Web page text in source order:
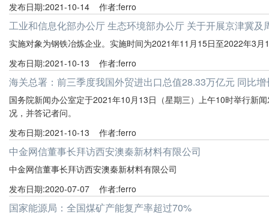
发布日期:2021-10-14 作者:ferro
工业和信息化部办公厅 生态环境部办公厅 关于开展京津冀
实施对象为钢铁冶炼企业。实施时间为2021年11月15日至2022年3月
发布日期:2021-10-13 作者:ferro
海关总署：前三季度我国外贸进出口总值28.33万亿元 同比增
国务院新闻办公室定于2021年10月13日（星期三）上午10时举行新
况，并答记者问。
发布日期:2021-10-13 作者:ferro
中金网信董事长拜访西安澳秦新材料有限公司
中金网信董事长拜访西安澳秦新材料有限公司
发布日期:2020-07-07 作者:ferro
国家能源局：全国煤矿产能复产率超过70%